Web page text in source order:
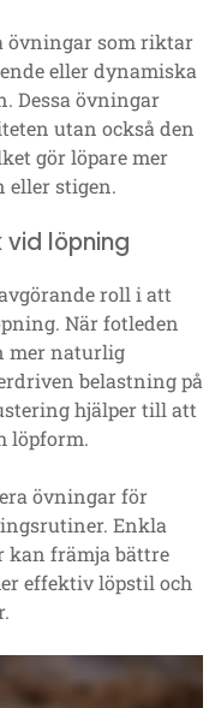
övningar som riktar
eller dynamiska
Dessa övningar
utan också den
gör löpare mer
eller stigen.
löpning
roll i att
När fotleden
mer naturlig
belastning på
hjälper till att
löpform.
övningar för
Enkla
kan främja bättre
effektiv löpstil och